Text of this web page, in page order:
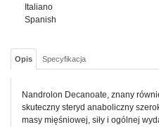
Italiano
Spanish
Opis Specyfikacja
Nandrolon Decanoate, znany
skuteczny steryd anaboliczny
masy mięśniowej, siły i ogólnej